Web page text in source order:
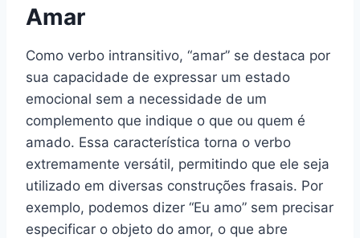
Amar
Como verbo intransitivo, “amar” se destaca por
sua capacidade de expressar um estado
emocional sem a necessidade de um
complemento que indique o que ou quem é
amado. Essa característica torna o verbo
extremamente versátil, permitindo que ele seja
utilizado em diversas construções frasais. Por
exemplo, podemos dizer “Eu amo” sem precisar
especificar o objeto do amor, o que abre